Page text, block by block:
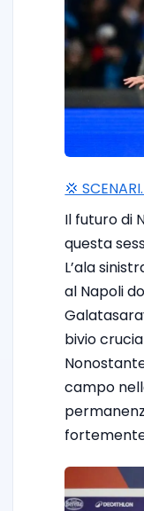
💢
Il futuro di
questa
L’ala
al Napoli
bivio
campo